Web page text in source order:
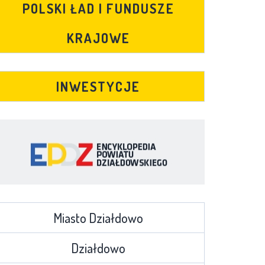
POLSKI ŁAD I FUNDUSZE
KRAJOWE
INWESTYCJE
Miasto Działdowo
Działdowo